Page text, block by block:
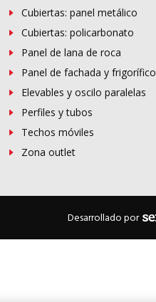
Cubiertas: panel metálico
Cubiertas: policarbonato
Panel de lana de roca
Panel de fachada y frigorífico
Elevables y oscilo paralelas
Perfiles y tubos
Techos móviles
Zona outlet
Desarrollado por